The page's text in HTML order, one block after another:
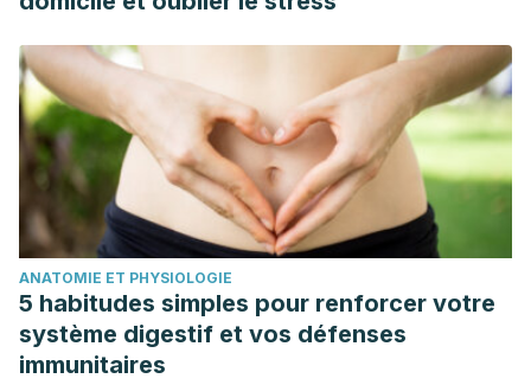
ANATOMIE ET PHYSIOLOGIE
5 habitudes simples pour renforcer votre
système digestif et vos défenses
immunitaires